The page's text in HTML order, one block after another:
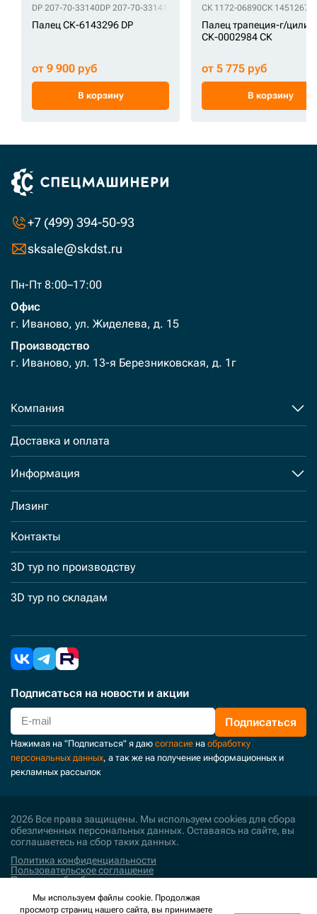
DP 207-70-33140DP 207-70-33141
Палец СК-6143296 DP
от 9 900 руб
В корзину
СК 1172-06890СК 14512678
Палец трапеция-г/
СК-0002984 СК
от 5 775 руб
В корзину
+7 (499) 394-50-93
sksale@skdst.ru
Пн-Пт 8:00–17:00
Офис
г. Иваново, ул. Жиделева, д. 15
Производство
г. Иваново, ул. 13-я Березниковская, д. 1г
Компания
Доставка и оплата
Информация
Лизинг
Контакты
3D тур по производству
3D тур по складам
Подписаться на новости и акции
Подписаться
Нажимая на "Подписаться" я даю согласие на обработку
персональных данных, а так же на получение информационных и
рекламных рассылок
2026 Все права защищены. Мы используем cookies для сбора
обезличенных персональных данных. Оставаясь на сайте, вы
соглашаетесь на сбор таких данных.
Политика конфиденциальности
Пользовательское соглашение
Политика обработки персональных данных
Поддержка и развитие
Мы используем файлы cookie. Продолжая
просмотр страниц нашего сайта, вы принимаете